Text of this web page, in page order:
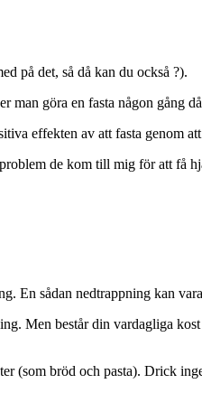
på det, så då kan du också ?).
man göra en fasta någon
effekten av att fasta genom
de kom till mig för att få
En sådan nedtrappning kan
Men består din vardagliga
(som bröd och pasta). Drick